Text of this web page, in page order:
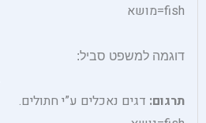
fish=מושא
דוגמה למשפט סביל:
תרגום: דגים נאכלים ע”י חתולים.